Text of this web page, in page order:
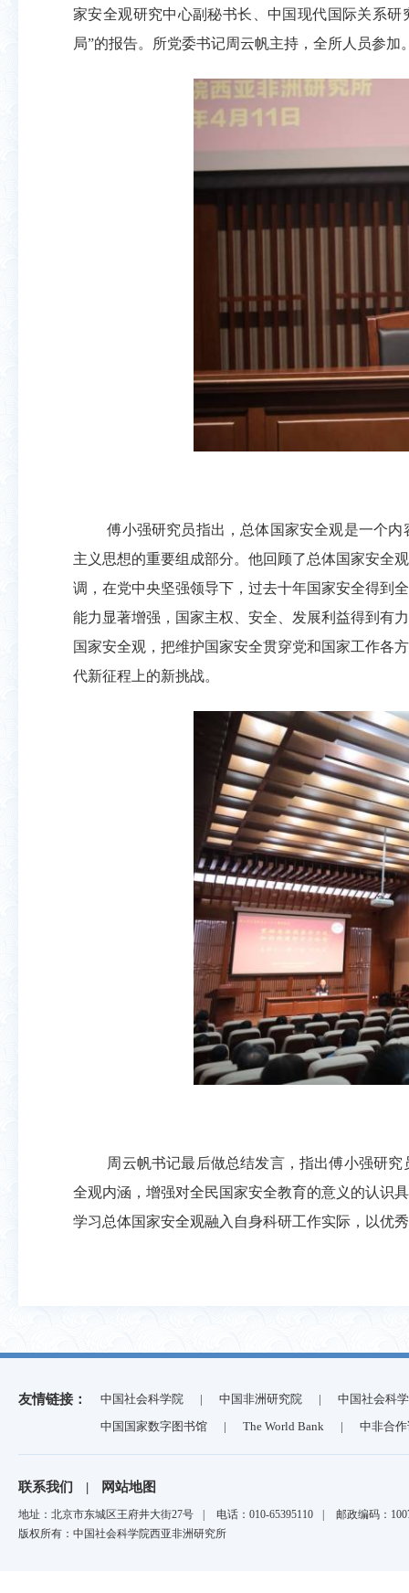
家安全观研究中心副秘书长、中国现代国际关系
局”的报告。所党委书记周云帆主持，全所人员参加
傅小强研究员指出，总体国家安全观是一个
主义思想的重要组成部分。他回顾了总体国家安全
调，在党中央坚强领导下，过去十年国家安全得到
能力显著增强，国家主权、安全、发展利益得到有
国家安全观，把维护国家安全贯穿党和国家工作各
代新征程上的新挑战。
周云帆书记最后做总结发言，指出傅小强研
全观内涵，增强对全民国家安全教育的意义的认识
学习总体国家安全观融入自身科研工作实际，以优
友情链接： 中国社会科学院 | 中国非洲研究院 |
中国社会科
中国国家数字图书馆
| The World Bank | 中非合
联系我们 | 网站地图
地址：北京市东城区王府井大街27号 电话：010-65395110
邮政编码：
版权所有：中国社会科学院西亚非洲研究所